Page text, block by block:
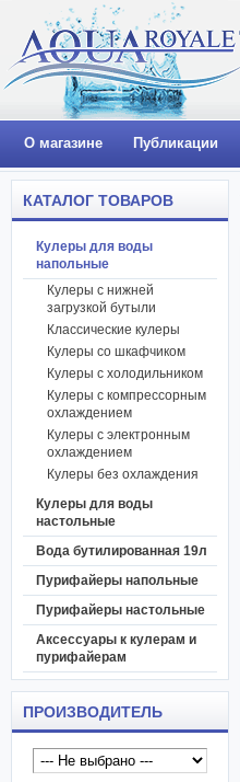
О магазине Публикации
КАТАЛОГ ТОВАРОВ
Кулеры для воды
напольные
Кулеры с нижней
загрузкой бутыли
Классические кулеры
Кулеры со шкафчиком
Кулеры с холодильником
Кулеры с компрессорным
охлаждением
Кулеры с электронным
охлаждением
Кулеры без охлаждения
Кулеры для воды
настольные
Вода бутилированная 19л
Пурифайеры напольные
Пурифайеры настольные
Аксессуары к кулерам и
пурифайерам
ПРОИЗВОДИТЕЛЬ